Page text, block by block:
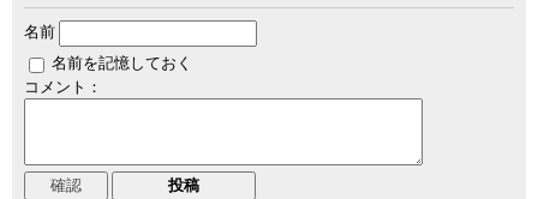
名前
名前を記憶しておく
コメント：